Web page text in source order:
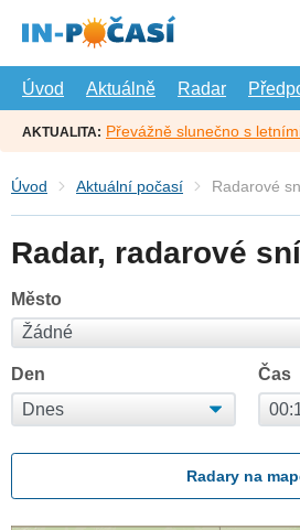
hlavní
Úvod
Aktuálně Radar
AKTUALITA: Převážně slunečno s
Úvod Aktuální počasí Radarové
Radar, radarové
Město
Den Čas
Radary na